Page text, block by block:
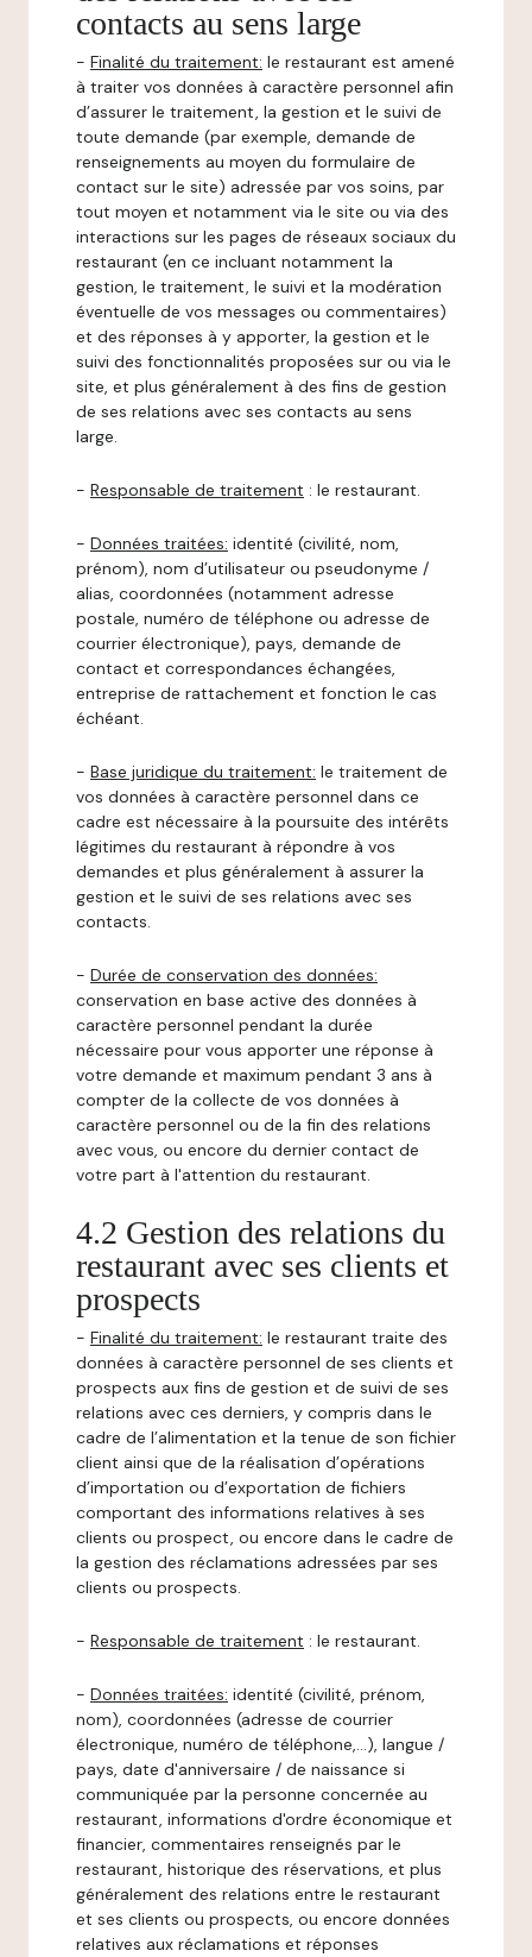
contacts au sens large
- Finalité du traitement: le restaurant est amené
à traiter vos données à caractère personnel afin
d’assurer le traitement, la gestion et le suivi de
toute demande (par exemple, demande de
renseignements au moyen du formulaire de
contact sur le site) adressée par vos soins, par
tout moyen et notamment via le site ou via des
interactions sur les pages de réseaux sociaux du
restaurant (en ce incluant notamment la
gestion, le traitement, le suivi et la modération
éventuelle de vos messages ou commentaires)
et des réponses à y apporter, la gestion et le
suivi des fonctionnalités proposées sur ou via le
site, et plus généralement à des fins de gestion
de ses relations avec ses contacts au sens
large.
- Responsable de traitement : le restaurant.
- Données traitées: identité (civilité, nom,
prénom), nom d’utilisateur ou pseudonyme /
alias, coordonnées (notamment adresse
postale, numéro de téléphone ou adresse de
courrier électronique), pays, demande de
contact et correspondances échangées,
entreprise de rattachement et fonction le cas
échéant.
- Base juridique du traitement: le traitement de
vos données à caractère personnel dans ce
cadre est nécessaire à la poursuite des intérêts
légitimes du restaurant à répondre à vos
demandes et plus généralement à assurer la
gestion et le suivi de ses relations avec ses
contacts.
- Durée de conservation des données:
conservation en base active des données à
caractère personnel pendant la durée
nécessaire pour vous apporter une réponse à
votre demande et maximum pendant 3 ans à
compter de la collecte de vos données à
caractère personnel ou de la fin des relations
avec vous, ou encore du dernier contact de
votre part à l'attention du restaurant.
4.2 Gestion des relations du
restaurant avec ses clients et
prospects
- Finalité du traitement: le restaurant traite des
données à caractère personnel de ses clients et
prospects aux fins de gestion et de suivi de ses
relations avec ces derniers, y compris dans le
cadre de l’alimentation et la tenue de son fichier
client ainsi que de la réalisation d’opérations
d’importation ou d’exportation de fichiers
comportant des informations relatives à ses
clients ou prospect, ou encore dans le cadre de
la gestion des réclamations adressées par ses
clients ou prospects.
- Responsable de traitement : le restaurant.
- Données traitées: identité (civilité, prénom,
nom), coordonnées (adresse de courrier
électronique, numéro de téléphone,…), langue /
pays, date d'anniversaire / de naissance si
communiquée par la personne concernée au
restaurant, informations d'ordre économique et
financier, commentaires renseignés par le
restaurant, historique des réservations, et plus
généralement des relations entre le restaurant
et ses clients ou prospects, ou encore données
relatives aux réclamations et réponses